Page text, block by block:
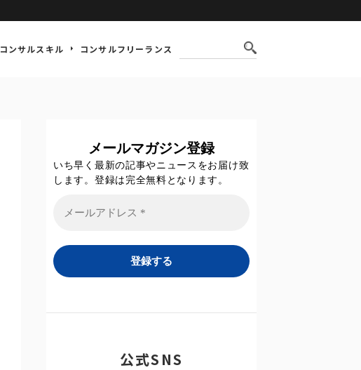
コンサルスキル コンサルフリーランス
メールマガジン登録
いち早く最新の記事やニュースをお届け致
します。登録は完全無料となります。
公式SNS